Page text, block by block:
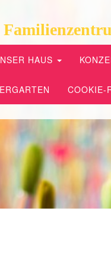
HAUS
COOKIE-